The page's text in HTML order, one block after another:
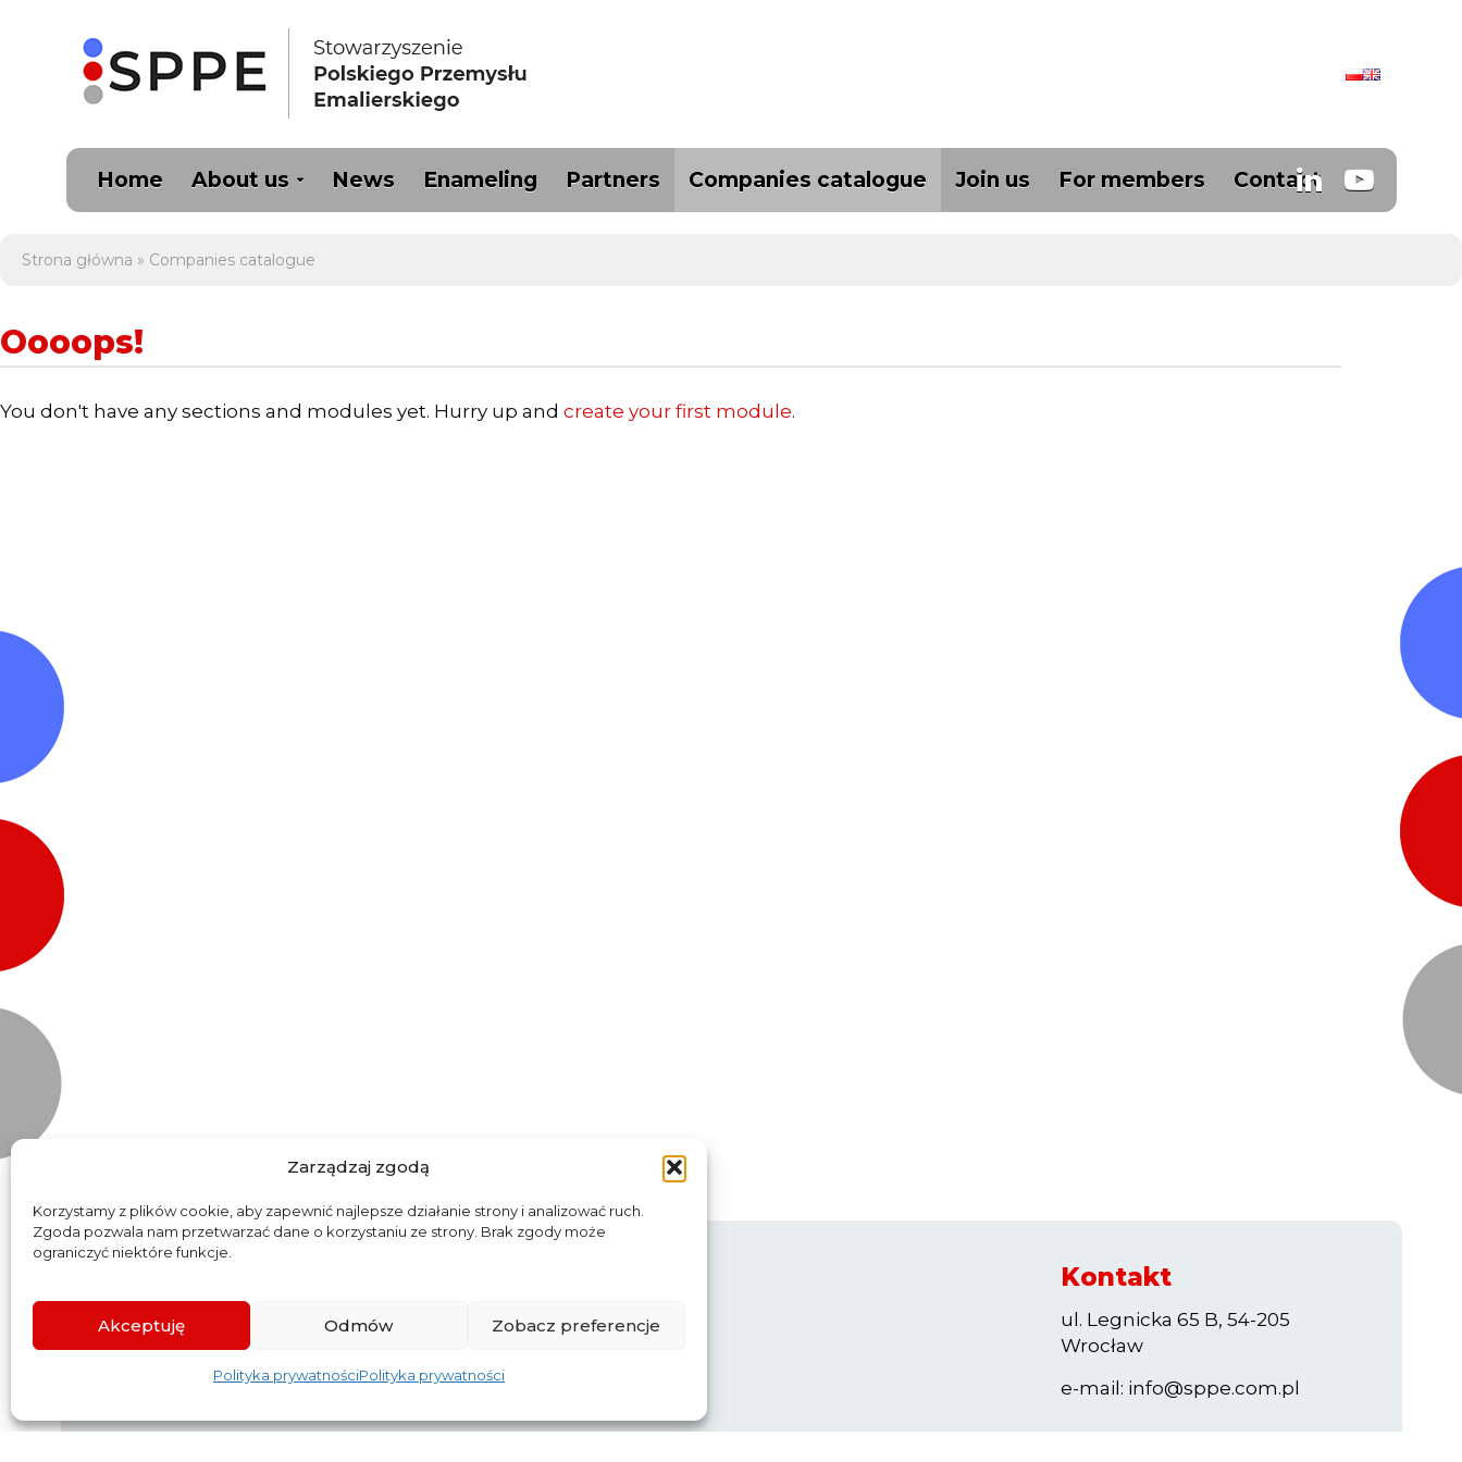
Zarządzaj zgodą
Korzystamy z plików cookie, aby zapewnić najlepsze działanie strony i analizować ruch.
Zgoda pozwala nam przetwarzać dane o korzystaniu ze strony. Brak zgody może
ograniczyć niektóre funkcje.
Akceptuję Odmów Zobacz preferencje
Polityka prywatnościPolityka prywatności
Home About us News Enameling Partners Companies catalogue Join us For members Contact
Strona główna » Companies catalogue
Oooops!
You don't have any sections and modules yet. Hurry up and create your first module.
Kontakt
ul. Legnicka 65 B, 54-205
Wrocław
e-mail: info@sppe.com.pl